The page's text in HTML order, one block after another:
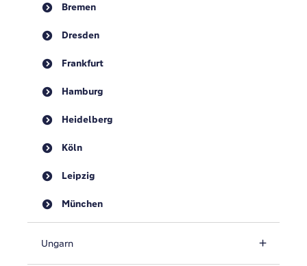
Bremen
Dresden
Frankfurt
Hamburg
Heidelberg
Köln
Leipzig
München
Ungarn